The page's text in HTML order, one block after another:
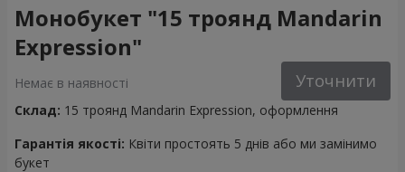
Монобукет "15 троянд Mandarin
Expression"
Немає в наявності Уточнити
Склад: 15 троянд Mandarin Expression, оформлення
Гарантія якості: Квіти простоять 5 днів або ми замінимо
букет